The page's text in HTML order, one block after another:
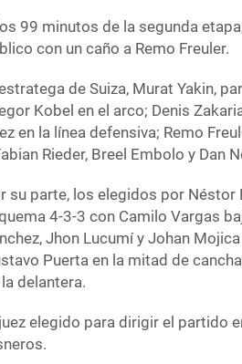
99 minutos de la segunda
con un caño a Remo Freuler.
de Suiza, Murat Yakin,
Kobel en el arco; Denis
en la línea defensiva; Remo
Rieder, Breel Embolo y Dan
su parte, los elegidos por
4-3-3 con Camilo Vargas
Jhon Lucumí y Johan
Puerta en la mitad de
delantera.
elegido para dirigir el partido